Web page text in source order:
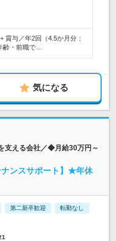
賞与／年2回（4.5か月分：
・前職で…
気になる
支える会社／◆月給30万円～
ナンスサポート】★年休
第二新卒歓迎 転勤なし